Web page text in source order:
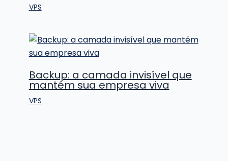
VPS
Backup: a camada invisível que
mantém sua empresa viva
VPS